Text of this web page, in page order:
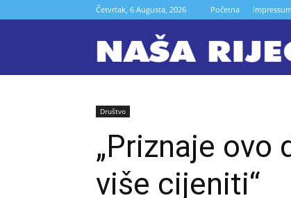
Četvrtak, 6 Augusta, 2026 Početna
Društvo
„Priznaje ovo
više cijeniti“